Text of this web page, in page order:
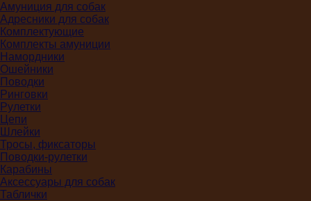
Амуниция для собак
Адресники для собак
Комплектующие
Комплекты амуниции
Намордники
Ошейники
Поводки
Ринговки
Рулетки
Цепи
Шлейки
Тросы, фиксаторы
Поводки-рулетки
Карабины
Аксессуары для собак
Таблички